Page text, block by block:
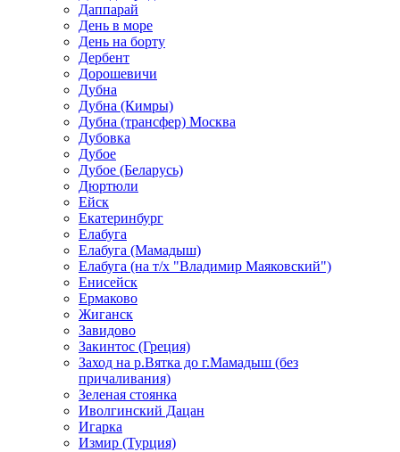
Даппарай
День в море
День на борту
Дербент
Дорошевичи
Дубна
Дубна (Кимры)
Дубна (трансфер) Москва
Дубовка
Дубое
Дубое (Беларусь)
Дюртюли
Ейск
Екатеринбург
Елабуга
Елабуга (Мамадыш)
Елабуга (на т/х "Владимир Маяковский")
Енисейск
Ермаково
Жиганск
Завидово
Закинтос (Греция)
Заход на р.Вятка до г.Мамадыш (без
причаливания)
Зеленая стоянка
Иволгинский Дацан
Игарка
Измир (Турция)